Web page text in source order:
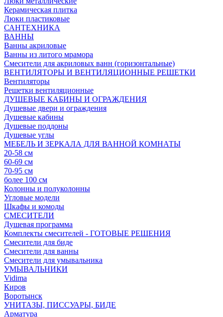
Керамическая плитка
Люки пластиковые
САНТЕХНИКА
ВАННЫ
Ванны акриловые
Ванны из литого мрамора
Смесители для акриловых ванн (горизонтальные)
ВЕНТИЛЯТОРЫ И ВЕНТИЛЯЦИОННЫЕ РЕШЕТКИ
Вентиляторы
Решетки вентиляционные
ДУШЕВЫЕ КАБИНЫ И ОГРАЖДЕНИЯ
Душевые двери и ограждения
Душевые кабины
Душевые поддоны
Душевые углы
МЕБЕЛЬ И ЗЕРКАЛА ДЛЯ ВАННОЙ КОМНАТЫ
20-58 см
60-69 см
70-95 см
более 100 см
Колонны и полуколонны
Угловые модели
Шкафы и комоды
СМЕСИТЕЛИ
Душевая программа
Комплекты смесителей - ГОТОВЫЕ РЕШЕНИЯ
Смесители для биде
Смесители для ванны
Смесители для умывальника
УМЫВАЛЬНИКИ
Vidima
Киров
Воротынск
УНИТАЗЫ, ПИССУАРЫ, БИДЕ
Арматура